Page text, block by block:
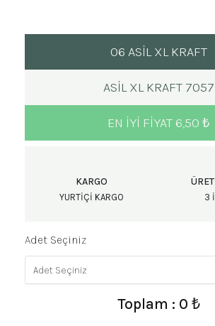
06 ASİL XL KRAFT
ASIL XL KRAFT 7057
EN IYI FIYAT 6,50 ₺
KARGO
YURTIÇI KARGO 3
Adet Seçiniz
Toplam : 0 ₺